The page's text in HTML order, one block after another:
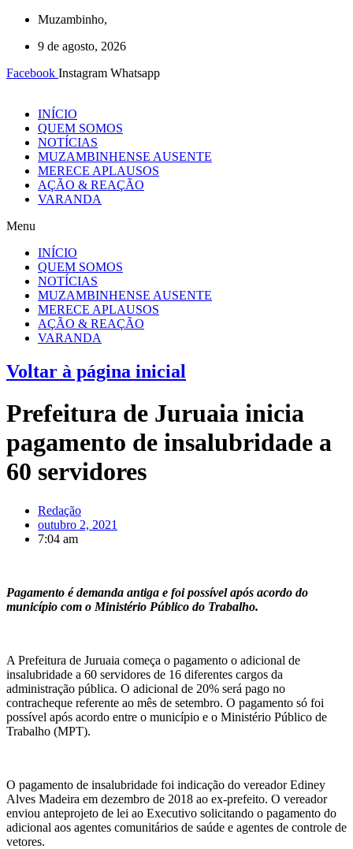
Muzambinho,
9 de agosto, 2026
Facebook Instagram Whatsapp
INÍCIO
QUEM SOMOS
NOTÍCIAS
MUZAMBINHENSE AUSENTE
MERECE APLAUSOS
AÇÃO & REAÇÃO
VARANDA
Menu
INÍCIO
QUEM SOMOS
NOTÍCIAS
MUZAMBINHENSE AUSENTE
MERECE APLAUSOS
AÇÃO & REAÇÃO
VARANDA
Voltar à página inicial
Prefeitura de Juruaia inicia
pagamento de insalubridade a
60 servidores
Redação
outubro 2, 2021
7:04 am
Pagamento é demanda antiga e foi possível após acordo do
município com o Ministério Público do Trabalho.
A Prefeitura de Juruaia começa o pagamento o adicional de
insalubridade a 60 servidores de 16 diferentes cargos da
administração pública. O adicional de 20% será pago no
contracheque referente ao mês de setembro. O pagamento só foi
possível após acordo entre o município e o Ministério Público de
Trabalho (MPT).
O pagamento de insalubridade foi indicação do vereador Ediney
Alves Madeira em dezembro de 2018 ao ex-prefeito. O vereador
enviou anteprojeto de lei ao Executivo solicitando o pagamento do
adicional aos agentes comunitários de saúde e agentes de controle de
vetores.